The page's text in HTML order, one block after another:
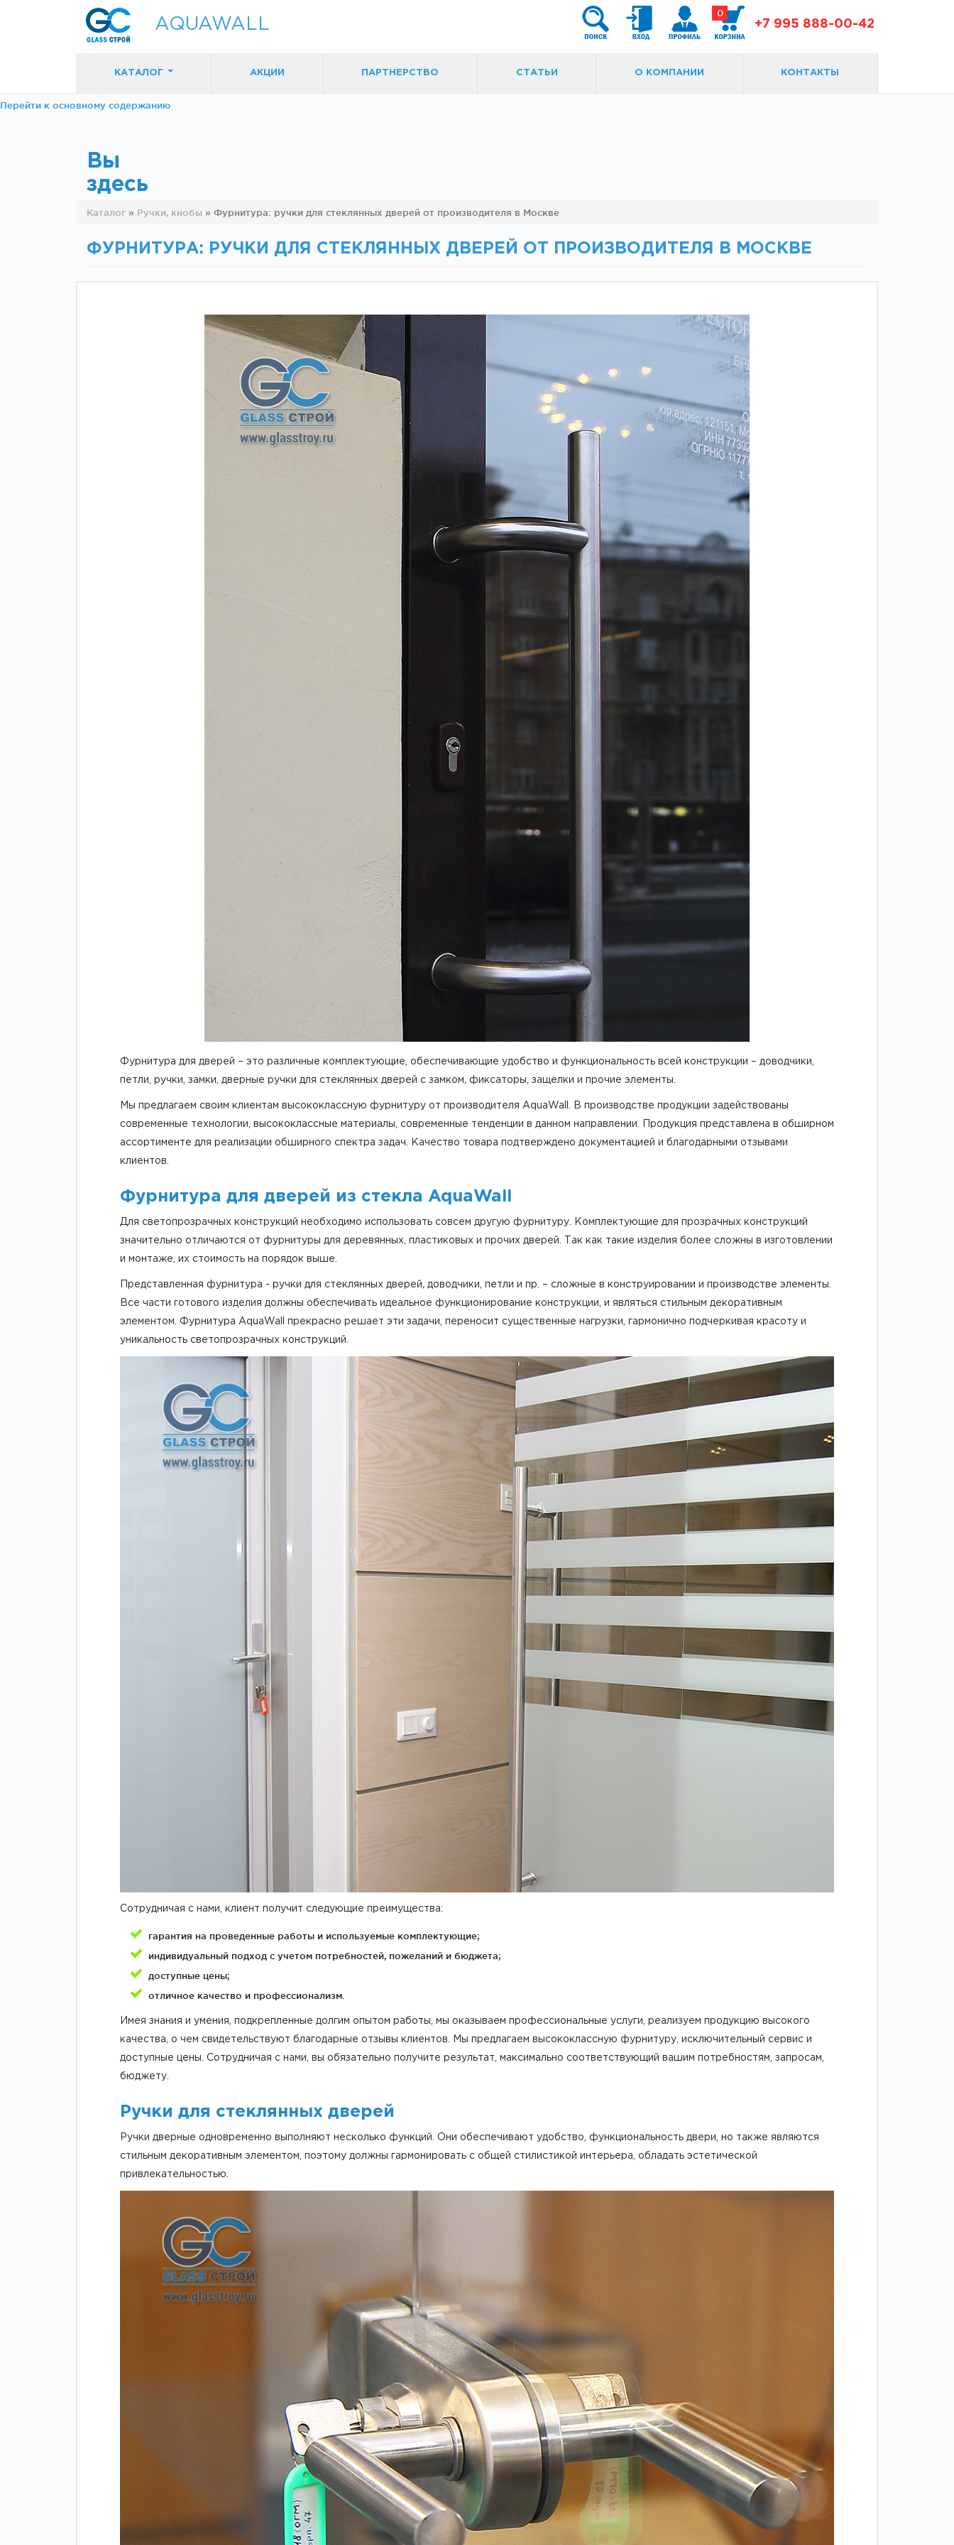
Перейти к основному содержанию
AQUAWALL +7 995 888-00-42
0
КАТАЛОГ
раздвижных
механизмы)
раздвижных
механизмы)
маятниковых
Фурнитура для
межкомнатных
дверей
душевых
ограждений
(раздвижная
серия)
Фурнитура для
душевых
ограждений
(распашная серия)
цельностеклянные
АКЦИИ ПАРТНЕРСТВО СТАТЬИ О КОМПАНИИ КОНТАКТЫ
Вы
здесь
Каталог » Ручки, кнобы » Фурнитура: ручки для стеклянных дверей от производителя в Москве
ФУРНИТУРА: РУЧКИ ДЛЯ СТЕКЛЯННЫХ ДВЕРЕЙ ОТ ПРОИЗВОДИТЕЛЯ В МОСКВЕ
Фурнитура для дверей – это различные комплектующие, обеспечивающие удобство и функциональность всей конструкции – доводчики,
петли, ручки, замки, дверные ручки для стеклянных дверей с замком, фиксаторы, защелки и прочие элементы.
Мы предлагаем своим клиентам высококлассную фурнитуру от производителя AquaWall. В производстве продукции задействованы
современные технологии, высококлассные материалы, современные тенденции в данном направлении. Продукция представлена в обширном
ассортименте для реализации обширного спектра задач. Качество товара подтверждено документацией и благодарными отзывами
клиентов.
Фурнитура для дверей из стекла AquaWall
Для светопрозрачных конструкций необходимо использовать совсем другую фурнитуру. Комплектующие для прозрачных конструкций
значительно отличаются от фурнитуры для деревянных, пластиковых и прочих дверей. Так как такие изделия более сложны в изготовлении
и монтаже, их стоимость на порядок выше.
Представленная фурнитура - ручки для стеклянных дверей, доводчики, петли и пр. – сложные в конструировании и производстве элементы.
Все части готового изделия должны обеспечивать идеальное функционирование конструкции, и являться стильным декоративным
элементом. Фурнитура AquaWall прекрасно решает эти задачи, переносит существенные нагрузки, гармонично подчеркивая красоту и
уникальность светопрозрачных конструкций.
Сотрудничая с нами, клиент получит следующие преимущества:
гарантия на проведенные работы и используемые комплектующие;
индивидуальный подход с учетом потребностей, пожеланий и бюджета;
доступные цены;
отличное качество и профессионализм.
Имея знания и умения, подкрепленные долгим опытом работы, мы оказываем профессиональные услуги, реализуем продукцию высокого
качества, о чем свидетельствуют благодарные отзывы клиентов. Мы предлагаем высококлассную фурнитуру, исключительный сервис и
доступные цены. Сотрудничая с нами, вы обязательно получите результат, максимально соответствующий вашим потребностям, запросам,
бюджету.
Ручки для стеклянных дверей
Ручки дверные одновременно выполняют несколько функций. Они обеспечивают удобство, функциональность двери, но также являются
стильным декоративным элементом, поэтому должны гармонировать с общей стилистикой интерьера, обладать эстетической
привлекательностью.